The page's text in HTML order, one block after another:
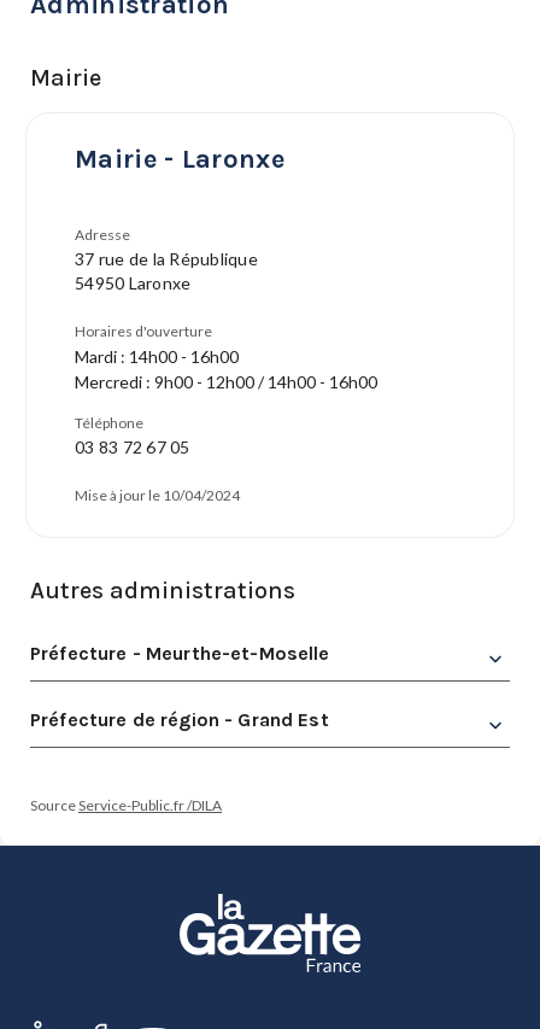
Mairie
Mairie - Laronxe
Adresse
37 rue de la République
54950 Laronxe
Horaires d'ouverture
Mardi : 14h00 - 16h00
Mercredi : 9h00 - 12h00 / 14h00 - 16h00
Téléphone
03 83 72 67 05
Mise à jour le 10/04/2024
Autres administrations
Préfecture - Meurthe-et-Moselle
Préfecture de région - Grand Est
SourceService-Public.fr /DILA